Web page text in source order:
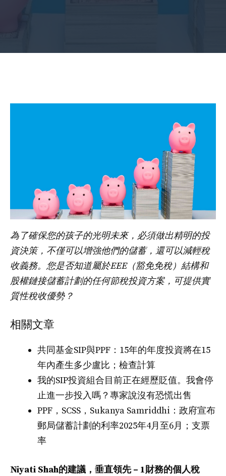
為了確保您的孩子的光明未來，必須做出精明的投
資決策，不僅可以增強他們的儲蓄，還可以減輕稅
收義務。您是否知道屬於EEE（豁免免稅）結構和
股權鏈接儲蓄計劃的任何節稅投資方案，可提供實
質性稅收優勢？
相關文章
共同基金SIP與PPF：15年的年度投資將在15
年內產生多少盧比；檢查計算
我的SIP投資組合目前正在經歷貶值。我會停
止進一步投入嗎？專家說沒有恐慌出售
PPF，SCSS，Sukanya Samriddhi：政府宣布
郵局儲蓄計劃的利率2025年4月至6月；支票
率
Niyati Shah的建議，垂直領先 – 1財務的個人稅